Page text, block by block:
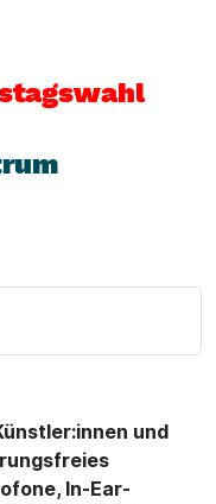
und
In-Ear-